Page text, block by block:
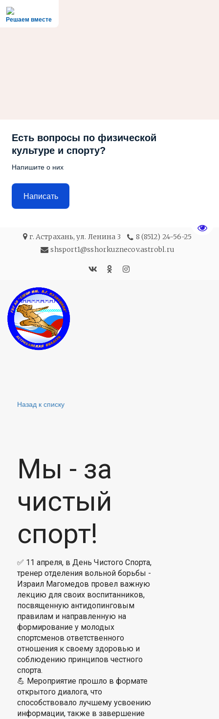
Решаем вместе
Есть вопросы по физической
культуре и спорту?
Напишите о них
Написать
г. Астрахань,ул. Ленина 3
8 (8512) 24-56-25
shsport1@sshorkuznecov.astrobl.ru
Назад к списку
Мы - за
чистый
спорт!
✅ 11 апреля, в День Чистого Спорта,
тренер отделения вольной борьбы -
Израил Магомедов провел важную
лекцию для своих воспитанников,
посвященную антидопинговым
правилам и направленную на
формирование у молодых
спортсменов ответственного
отношения к своему здоровью и
соблюдению принципов честного
спорта.
💪 Мероприятие прошло в формате
открытого диалога, что
способствовало лучшему усвоению
информации, также в завершение